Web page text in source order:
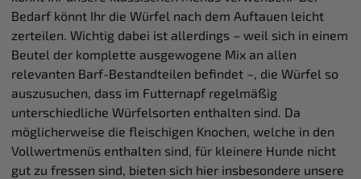
Bedarf könnt Ihr die Würfel nach dem Auftauen leicht
zerteilen. Wichtig dabei ist allerdings – weil sich in einem
Beutel der komplette ausgewogene Mix an allen
relevanten Barf-Bestandteilen befindet –, die Würfel so
auszusuchen, dass im Futternapf regelmäßig
unterschiedliche Würfelsorten enthalten sind. Da
möglicherweise die fleischigen Knochen, welche in den
Vollwertmenüs enthalten sind, für kleinere Hunde nicht
gut zu fressen sind, bieten sich hier insbesondere unsere